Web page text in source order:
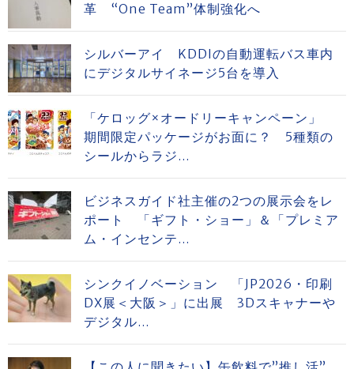
革 “One Team”体制強化へ
シルバーアイ KDDIの自動運転バス車内
にデジタルサイネージ5台を導入
「ケロッグ×オードリーキャンペーン」
期間限定パッケージがお面に？ 5種類の
シールからラジ...
ビジネスガイド社主催の2つの展示会をレ
ポート 「ギフト・ショー」＆「プレミア
ム・インセンテ...
シンクイノベーション 「JP2026・印刷
DX展＜大阪＞」に出展 3Dスキャナーや
デジタル...